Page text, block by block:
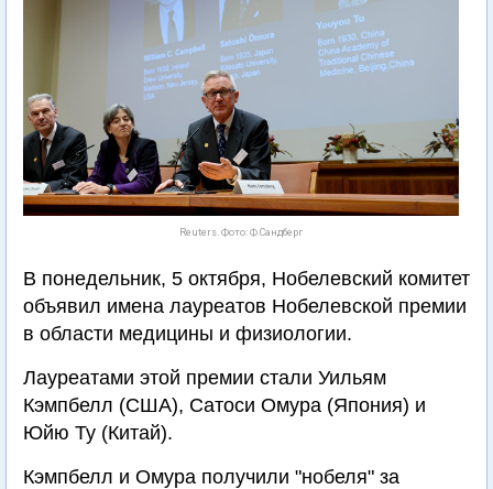
Reuters. Фото: Ф.Сандберг
В понедельник, 5 октября, Нобелевский комитет
объявил имена лауреатов Нобелевской премии
в области медицины и физиологии.
Лауреатами этой премии стали Уильям
Кэмпбелл (США), Сатоси Омура (Япония) и
Юйю Ту (Китай).
Кэмпбелл и Омура получили "нобеля" за